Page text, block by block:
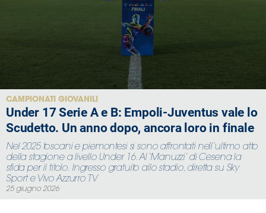
CAMPIONATI GIOVANILI
Under 17 Serie A e B: Empoli-Juventus vale lo
Scudetto. Un anno dopo, ancora loro in finale
Nel 2025 toscani e piemontesi si sono affrontati nell’ultimo atto
della stagione a livello Under 16. Al ‘Manuzzi’ di Cesena la
sfida per il titolo. Ingresso gratuito allo stadio, diretta su Sky
Sport e Vivo Azzurro TV
25 giugno 2026